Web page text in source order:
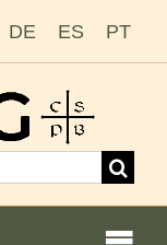
DE ES PT